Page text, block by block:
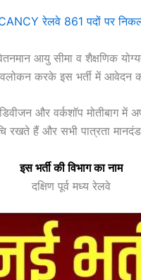
रेलवे 861 पदों पर
वेतनमान आयु सीमा व शैक्षणिक
करके इस भर्ती में आवेदन
और वर्कशॉप
रुचि रखते हैं और सभी
इस भर्ती की विभाग का नाम
दक्षिण पूर्व मध्य रेलवे